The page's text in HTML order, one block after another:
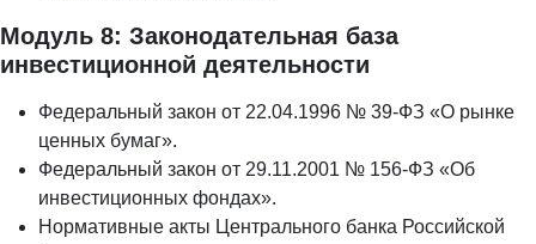
Модуль 8: Законодательная база
инвестиционной деятельности
Федеральный закон от 22.04.1996 № 39-ФЗ «О рынке
ценных бумаг».
Федеральный закон от 29.11.2001 № 156-ФЗ «Об
инвестиционных фондах».
Нормативные акты Центрального банка Российской